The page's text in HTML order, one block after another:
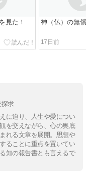
見た！ 神（仏）の無
17日前
探求
に迫り、人生や愛につい
を交えながら、心の奥底
れる文章を展開。思想や
ることに重点を置いてい
知の報告書とも言えるで